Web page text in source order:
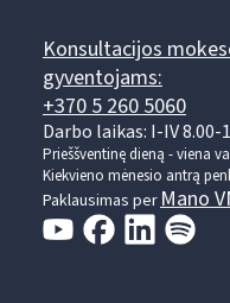
Konsultacijos
gyventojams:
+370 5 260 5060
Darbo laikas: I-IV 8.00-
Prieššventinę dieną - viena
Kiekvieno mėnesio antrą
Paklausimas perMano